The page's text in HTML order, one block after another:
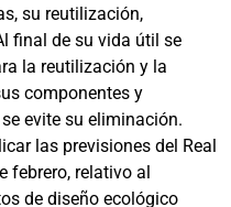
su reutilización,
final de su vida útil se
la reutilización y la
componentes y
evite su eliminación.
las previsiones del Real
febrero, relativo al
de diseño ecológico